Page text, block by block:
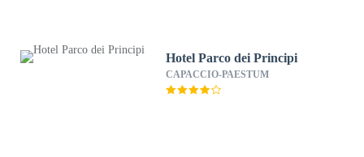
Hotel Parco dei Principi
CAPACCIO-PAESTUM